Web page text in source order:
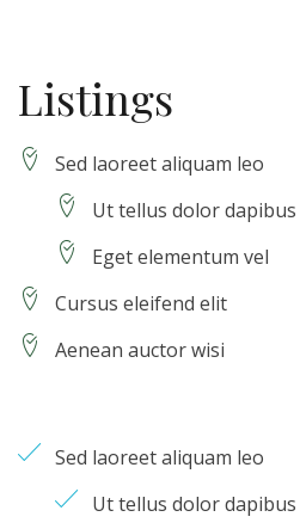
Listings
Sed laoreet aliquam leo
Ut tellus dolor dapibus
Eget elementum vel
Cursus eleifend elit
Aenean auctor wisi
Sed laoreet aliquam leo
Ut tellus dolor dapibus